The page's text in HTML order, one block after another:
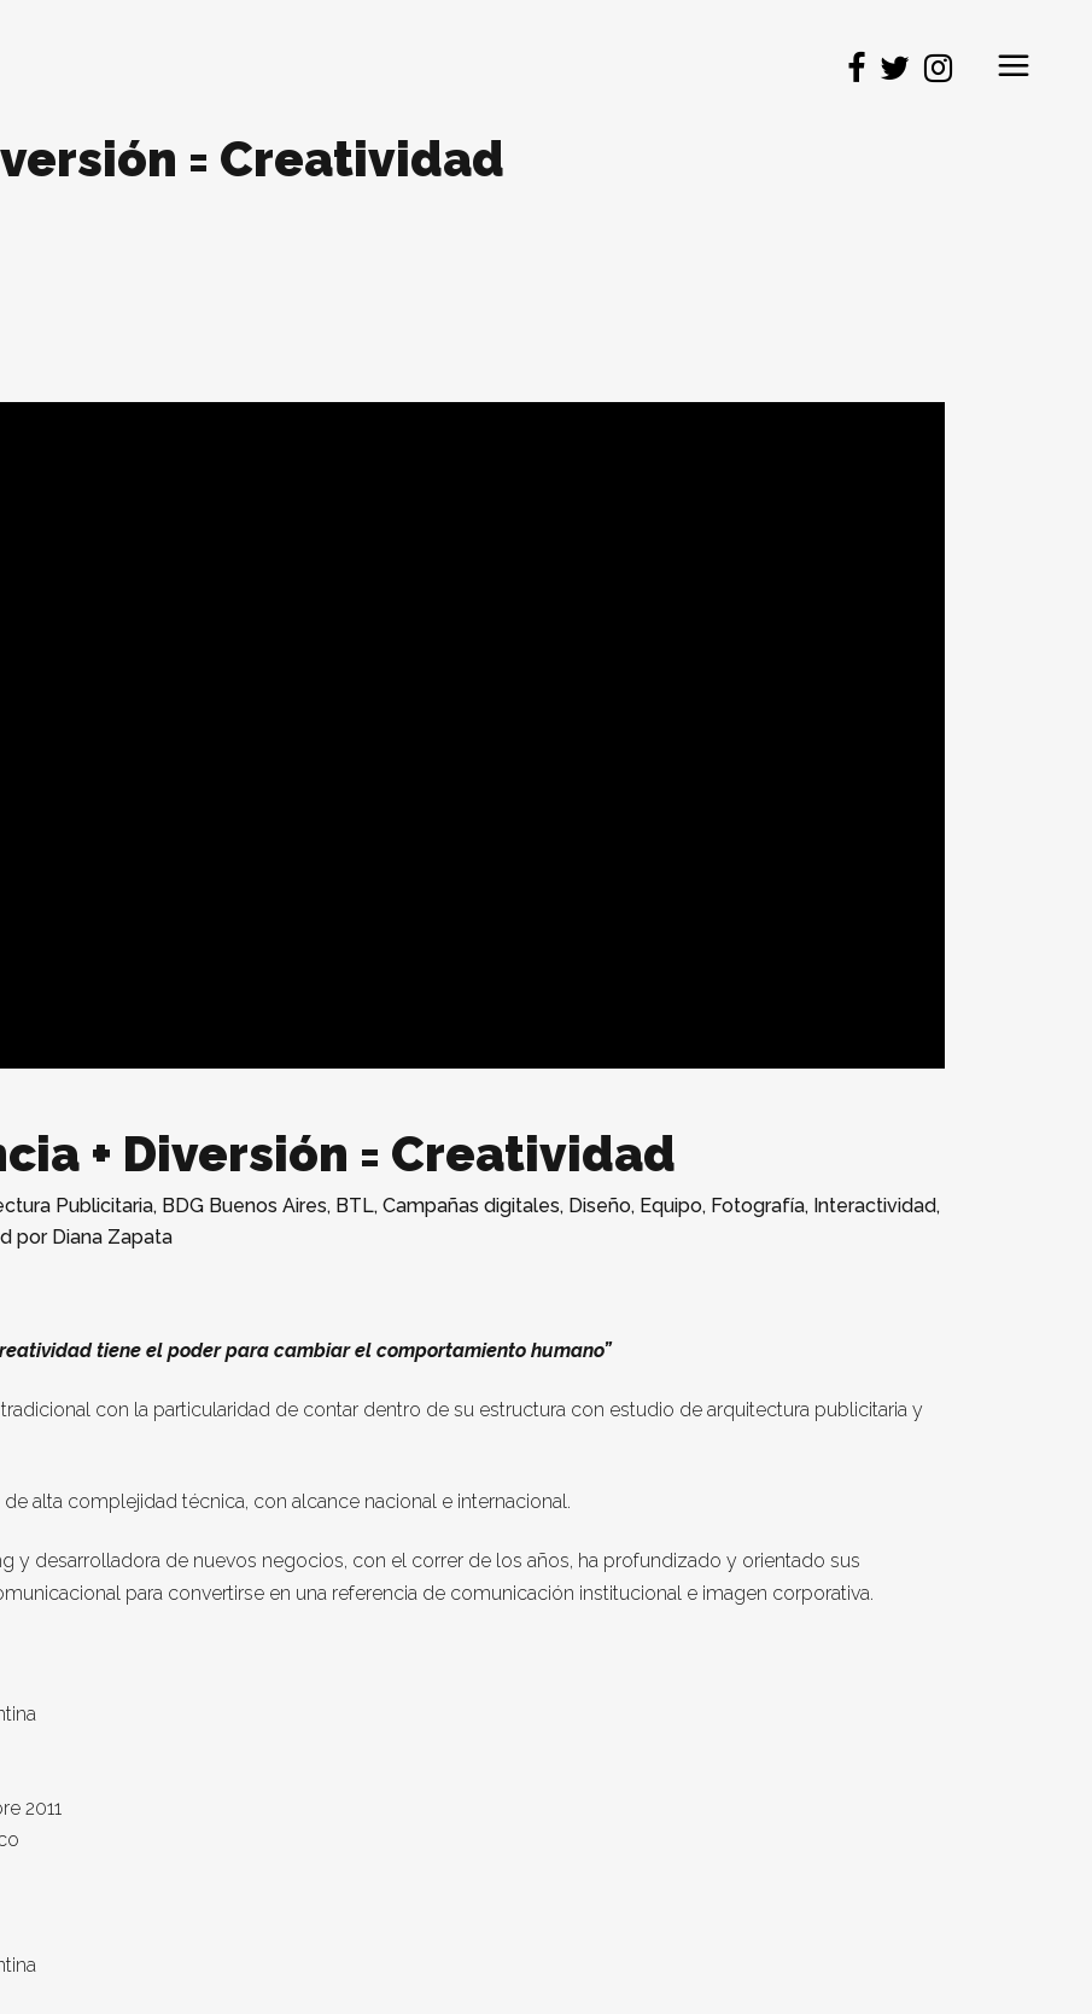
= Creatividad
+ Diversión = Creatividad
Publicitaria, BDG Buenos Aires, BTL, Campañas digitales, Diseño, Equipo, Fotografía, Interactividad,
por Diana Zapata
tiene el poder para cambiar el comportamiento humano”
con la particularidad de contar dentro de su estructura con estudio de arquitectura publicitaria y
alta complejidad técnica, con alcance nacional e internacional.
y desarrolladora de nuevos negocios, con el correr de los años, ha profundizado y orientado sus
para convertirse en una referencia de comunicación institucional e imagen corporativa.
2011